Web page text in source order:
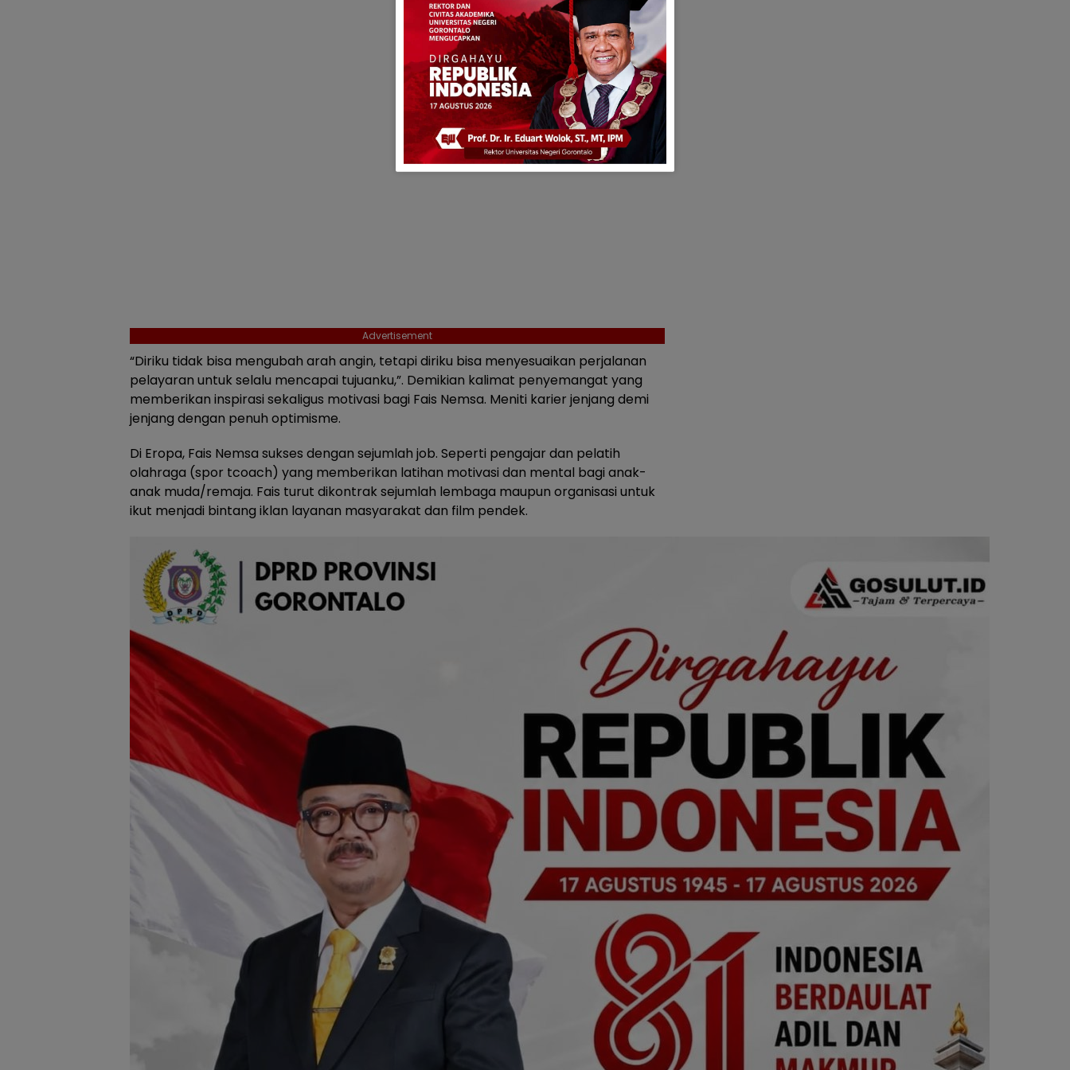
Advertisement
“Diriku tidak bisa mengubah arah angin, tetapi diriku bisa menyesuaikan perjalanan
pelayaran untuk selalu mencapai tujuanku,”. Demikian kalimat penyemangat yang
memberikan inspirasi sekaligus motivasi bagi Fais Nemsa. Meniti karier jenjang demi
jenjang dengan penuh optimisme.
Di Eropa, Fais Nemsa sukses dengan sejumlah job. Seperti pengajar dan pelatih
olahraga (spor tcoach) yang memberikan latihan motivasi dan mental bagi anak-
anak muda/remaja. Fais turut dikontrak sejumlah lembaga maupun organisasi untuk
ikut menjadi bintang iklan layanan masyarakat dan film pendek.